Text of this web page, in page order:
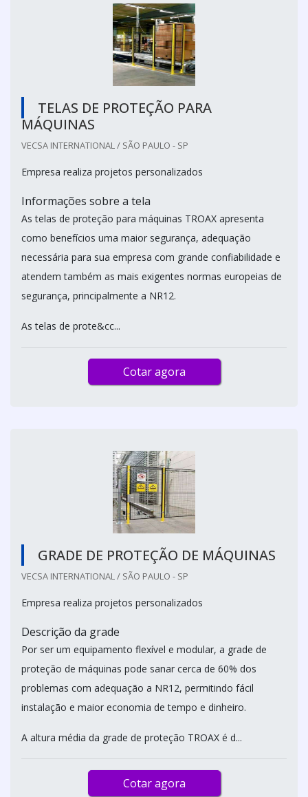
TELAS DE PROTEÇÃO PARA
MÁQUINAS
VECSA INTERNATIONAL / SÃO PAULO - SP
Empresa realiza projetos personalizados
Informações sobre a tela
As telas de proteção para máquinas TROAX apresenta
como benefícios uma maior segurança, adequação
necessária para sua empresa com grande confiabilidade e
atendem também as mais exigentes normas europeias de
segurança, principalmente a NR12.
As telas de prote&cc...
Cotar agora
GRADE DE PROTEÇÃO DE MÁQUINAS
VECSA INTERNATIONAL / SÃO PAULO - SP
Empresa realiza projetos personalizados
Descrição da grade
Por ser um equipamento flexível e modular, a grade de
proteção de máquinas pode sanar cerca de 60% dos
problemas com adequação a NR12, permitindo fácil
instalação e maior economia de tempo e dinheiro.
A altura média da grade de proteção TROAX é d...
Cotar agora